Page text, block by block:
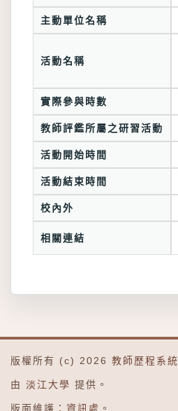
主動單位名稱
活動名稱
實際參與時數
教師評鑑所屬之研習活動
活動開始時間
活動結束時間
校內外
相關連結
版權所有 (c) 2026 教師歷程系統
由 淡江大學 提供。
版面維護： 資訊處 。